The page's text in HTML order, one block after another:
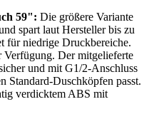
59": Die größere Variante
spart laut Hersteller bis zu
für niedrige Druckbereiche.
Verfügung. Der mitgelieferte
und mit G1/2-Anschluss
Standard-Duschköpfen passt.
verdicktem ABS mit